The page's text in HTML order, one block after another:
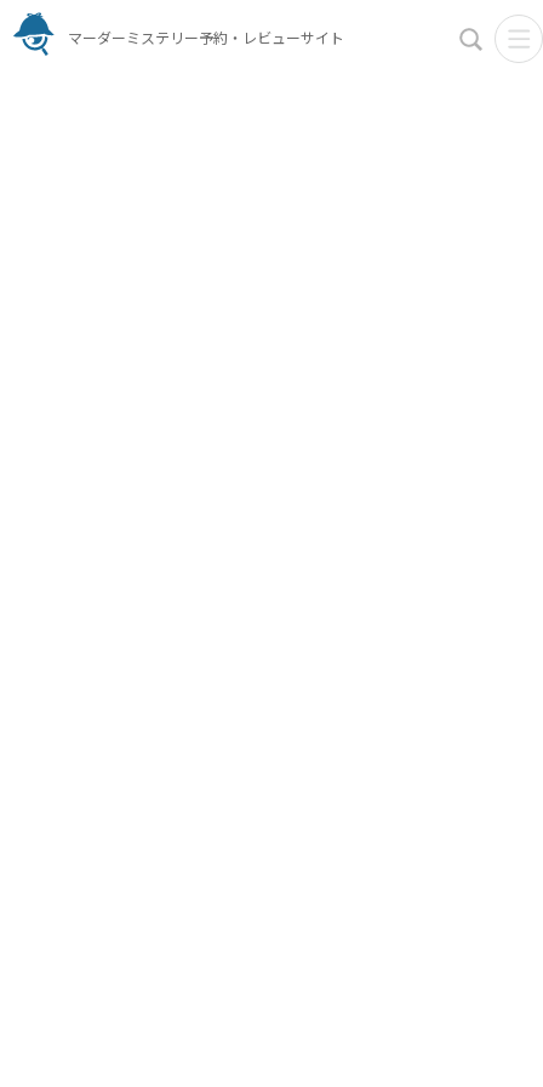
マーダーミステリー予約・レビューサイト